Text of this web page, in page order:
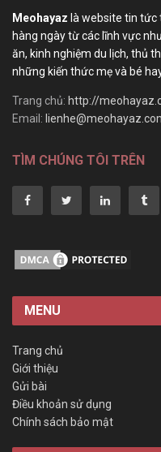
Meohayaz là website tin tức
hàng ngày từ các lĩnh vực
ăn, kinh nghiệm du lịch, thủ
những kiến thức mẹ và bé
Trang chủ: http://
Email:
TÌM CHÚNG TÔI TRÊN
MENU
Trang chủ
Giới thiệu
Gửi bài
Điều khoản sử dụng
Chính sách bảo mật